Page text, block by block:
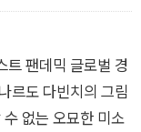
비슷비슷한 결과물
냐에 따라서 그 수
트 팬데믹 글로벌 경
르도 다빈치의 그림
수 없는 오묘한 미소